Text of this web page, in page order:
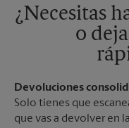
¿Necesitas
o
Devoluciones
Solo tienes que
que vas a devolver en